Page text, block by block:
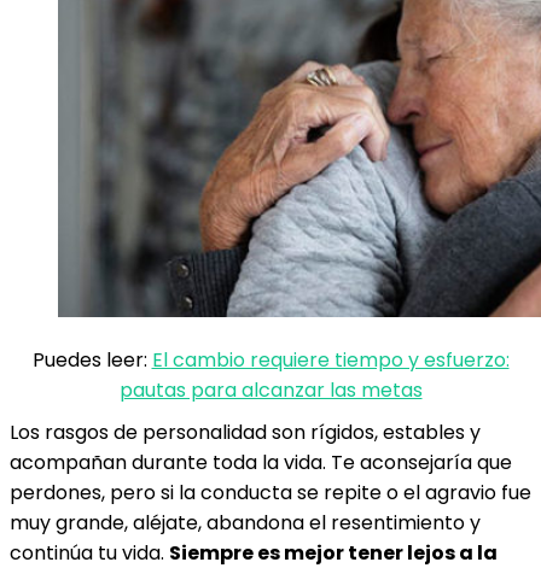
Puedes leer: El cambio requiere tiempo y esfuerzo:
pautas para alcanzar las metas
Los rasgos de personalidad son rígidos, estables y
acompañan durante toda la vida. Te aconsejaría que
perdones, pero si la conducta se repite o el agravio fue
muy grande, aléjate, abandona el resentimiento y
continúa tu vida. Siempre es mejor tener lejos a la